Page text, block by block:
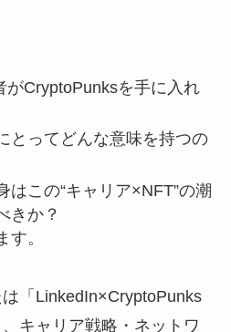
がCryptoPunksを手に入れ
とってどんな意味を持つの
はこの“キャリア×NFT”の潮
きか？
す。
「LinkedIn×CryptoPunks
キャリア戦略・ネットワ